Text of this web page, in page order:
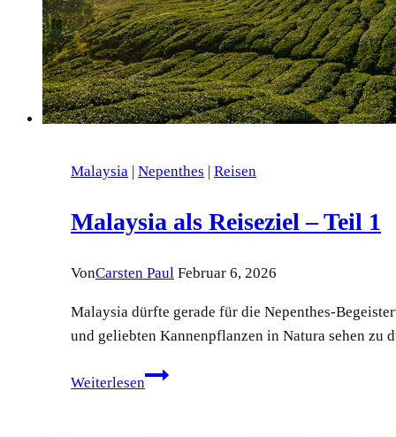
Malaysia | Nepenthes | Reisen
Malaysia als Reiseziel – Teil 1
VonCarsten Paul Februar 6, 2026
Malaysia dürfte gerade für die Nepenthes-
und geliebten Kannenpflanzen in Natura sehen zu
Weiterlesen
Malaysia